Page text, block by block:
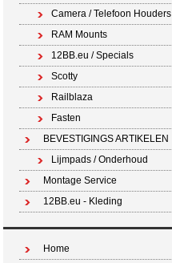
Camera / Telefoon Houders
RAM Mounts
12BB.eu / Specials
Scotty
Railblaza
Fasten
BEVESTIGINGS ARTIKELEN
Lijmpads / Onderhoud
Montage Service
12BB.eu - Kleding
Home